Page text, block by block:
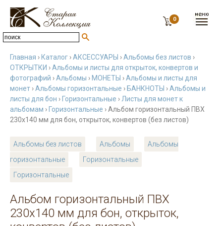
0
Главная › Каталог ›АКСЕССУАРЫ ›Альбомы без листов ›
ОТКРЫТКИ ›Альбомы и листы для открыток, конвертов и
фотографий ›Альбомы › МОНЕТЫ ›Альбомы и листы для
монет ›Альбомы горизонтальные › БАНКНОТЫ ›Альбомы и
листы для бон › Горизонтальные › Листы для монет к
альбомам › Горизонтальные › Альбом горизонтальный ПВХ
230х140 мм для бон, открыток, конвертов (без листов)
Альбомы без листов Альбомы
Альбомы
горизонтальные
Горизонтальные
Горизонтальные
Альбом горизонтальный ПВХ
230х140 мм для бон, открыток,